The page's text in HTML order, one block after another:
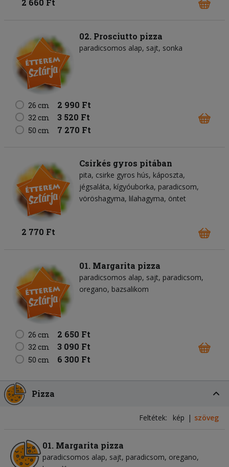
2 660 Ft
02. Prosciutto pizza
paradicsomos alap sajt sonka
26 cm 2 990 Ft
32 cm 3 520 Ft
50 cm 7 270 Ft
Csirkés gyros pitában
pita csirke gyros hús káposzta
jégsaláta kígyóuborka paradicsom
vöröshagyma lilahagyma öntet
2 770 Ft
01. Margarita pizza
paradicsomos alap sajt paradicsom
oregano bazsalikom
26 cm 2 650 Ft
32 cm 3 090 Ft
50 cm 6 300 Ft
Pizza
Feltétek: kép szöveg
01. Margarita pizza
paradicsomos alap sajt paradicsom oregano